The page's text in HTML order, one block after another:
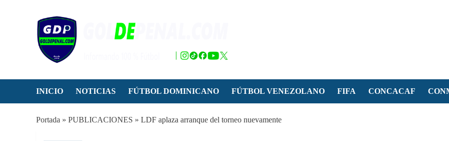
INICIO NOTICIAS FÚTBOL DOMINICANO FÚTBOL VENEZOLANO FIFA CONCACAF
Portada » PUBLICACIONES » LDF aplaza arranque del torneo nuevamente